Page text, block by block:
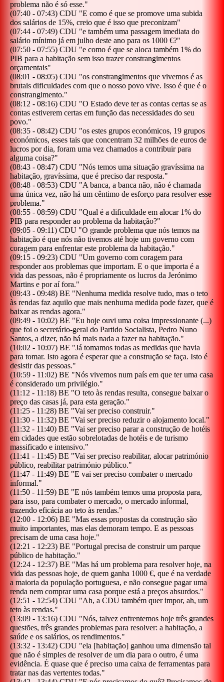
problema não é só esse."
(07:40 - 07:43) CDU "E como é que se promove uma subida
dos salários de 15%, creio que é isso que preconizam"
(07:44 - 07:49) CDU "e também uma passagem imediata do
salário mínimo já em julho deste ano para os 1000 €?"
(07:50 - 07:55) CDU "e como é que se aloca também 1% do
PIB para a habitação sem isso trazer constrangimentos
orçamentais"
(08:01 - 08:05) CDU "os constrangimentos que vivemos é as
brutais dificuldades com que o nosso povo vive. Isso é que é o
constrangimento."
(08:12 - 08:16) CDU "O Estado deve ter as contas certas se as
contas estiverem certas em função das necessidades do seu
povo."
(08:35 - 08:42) CDU "os estes grupos económicos, 19 grupos
económicos, esses tais que concentram 32 milhões de euros de
lucros por dia, foram uma vez chamados a contribuir para
alguma coisa?"
(08:43 - 08:47) CDU "Nós temos uma situação gravíssima na
habitação, gravíssima, que é preciso dar resposta."
(08:48 - 08:53) CDU "A banca, a banca não, não é chamada
uma única vez, não há um cêntimo de esforço para resolver esse
problema."
(08:55 - 08:59) CDU "Qual é a dificuldade em alocar 1% do
PIB para responder ao problema da habitação?"
(09:05 - 09:11) CDU "O grande problema que nós temos na
habitação é que nós não tivemos até hoje um governo com
coragem para enfrentar este problema da habitação."
(09:15 - 09:23) CDU "Um governo com coragem para
responder aos problemas que importam. E o que importa é a
vida das pessoas, não é propriamente os lucros da Jerónimo
Martins e por aí fora."
(09:43 - 09:48) BE "Nenhuma medida resolve tudo, mas o teto
às rendas faz aquilo que mais nenhuma medida pode fazer, que é
baixar as rendas agora."
(09:49 - 10:02) BE "Eu hoje ouvi uma coisa impressionante (...)
que foi o secretário-geral do Partido Socialista, Pedro Nuno
Santos, a dizer, não há mais nada a fazer na habitação."
(10:02 - 10:07) BE "Já tomamos todas as medidas que havia
para tomar. Isto agora é esperar que a construção se faça. Isto é
desistir das pessoas."
(10:59 - 11:02) BE "Nós vivemos num país em que ter uma casa
é considerado um privilégio."
(11:12 - 11:18) BE "O teto às rendas resulta, consegue baixar o
preço das casas já, para esta geração."
(11:25 - 11:28) BE "Vai ser preciso construir."
(11:30 - 11:32) BE "Vai ser preciso reduzir o alojamento local."
(11:32 - 11:40) BE "Vai ser preciso parar a construção de hotéis
em cidades que estão sobrelotadas de hotéis e de turismo
massificado e intensivo."
(11:41 - 11:45) BE "Vai ser preciso reabilitar, alocar património
público, reabilitar património público."
(11:47 - 11:49) BE "E vai ser preciso combater o mercado
informal."
(11:50 - 11:59) BE "E nós também temos uma proposta para,
para isso, para combater o mercado, o mercado informal,
trazendo eficácia ao teto às rendas."
(12:00 - 12:06) BE "Mas essas propostas da construção são
muito importantes, mas elas demoram tempo. E as pessoas
precisam de uma casa hoje."
(12:21 - 12:23) BE "Portugal precisa de construir um parque
público de habitação."
(12:24 - 12:37) BE "Mas há um problema para resolver hoje, na
vida das pessoas hoje, de quem ganha 1000 €, que é na verdade
a maioria da população portuguesa, e não consegue pagar uma
renda nem comprar uma casa porque está a preços absurdos."
(12:51 - 12:54) CDU "Ah, a CDU também quer impor, ah, um
teto às rendas."
(13:09 - 13:16) CDU "Nós, talvez enfrentemos hoje três grandes
questões, três grandes problemas para resolver: a habitação, a
saúde e os salários, os rendimentos."
(13:32 - 13:42) CDU "ela [habitação] ganhou uma dimensão tal
que não é simples de resolver de um dia para o outro, é uma
evidência. É quase que é preciso uma caixa de ferramentas para
tratar nas das vertentes todas."